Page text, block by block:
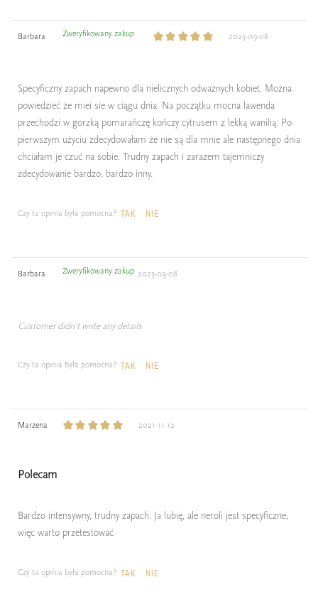
Barbara Zweryfikowany zakup 2023-09-08
Specyficzny zapach napewno dla nielicznych odważnych kobiet. Można
powiedzieć że miei sie w ciągu dnia. Na początku mocna lawenda
przechodzi w gorzką pomarańczę kończy cytrusem z lekką wanilią. Po
pierwszym użyciu zdecydowałam że nie są dla mnie ale następnego dnia
chciałam je czuć na sobie. Trudny zapach i zarazem tajemniczy
zdecydowanie bardzo, bardzo inny.
Czy ta opinia była pomocna? TAK NIE
Barbara Zweryfikowany zakup 2023-09-08
Customer didn't write any details
Czy ta opinia była pomocna? TAK NIE
Marzena 2021-11-12
Polecam
Bardzo intensywny, trudny zapach. Ja lubię, ale neroli jest specyficzne,
więc warto przetestować
Czy ta opinia była pomocna? TAK NIE